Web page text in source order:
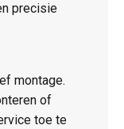
precisie
montage.
of
toe te